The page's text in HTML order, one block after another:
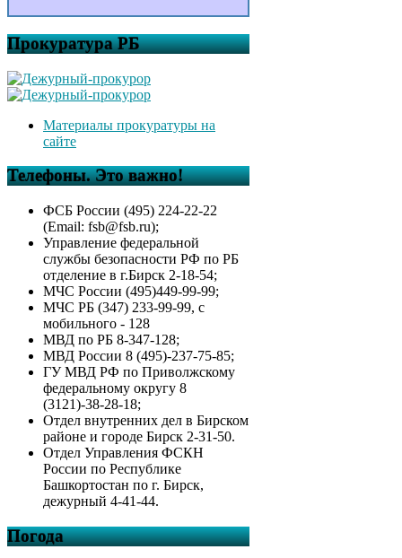
Прокуратура РБ
Материалы прокуратуры на
сайте
Телефоны. Это важно!
ФСБ России (495) 224-22-22
(Email: fsb@fsb.ru);
Управление федеральной
службы безопасности РФ по РБ
отделение в г.Бирск 2-18-54;
МЧС России (495)449-99-99;
МЧС РБ (347) 233-99-99, с
мобильного - 128
МВД по РБ 8-347-128;
МВД России 8 (495)-237-75-85;
ГУ МВД РФ по Приволжскому
федеральному округу 8
(3121)-38-28-18;
Отдел внутренних дел в Бирском
районе и городе Бирск 2-31-50.
Отдел Управления ФСКН
России по Республике
Башкортостан по г. Бирск,
дежурный 4-41-44.
Погода